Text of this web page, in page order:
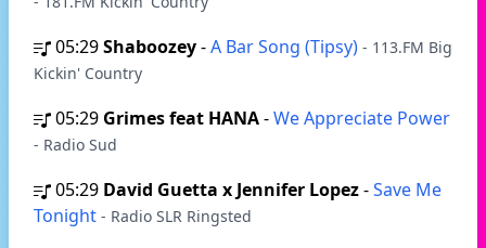
05:29Shaboozey-A Bar Song (Tipsy) - 113.FM Big
Kickin' Country
05:29 Grimes feat HANA-We Appreciate Power
- Radio Sud
05:29 David Guetta x Jennifer Lopez-Save Me
Tonight - Radio SLR Ringsted